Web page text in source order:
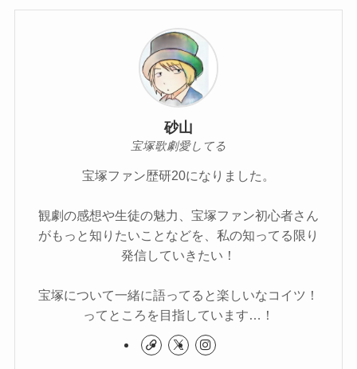
砂山
宝塚歌劇愛してる
宝塚ファン歴研20になりました。
観劇の感想や生徒の魅力、宝塚ファン初心者さん
がもっと知りたいことなどを、私の知ってる限り
発信していきたい！
宝塚について一緒に語ってると楽しいなコイツ！
ってところを目指しています…！